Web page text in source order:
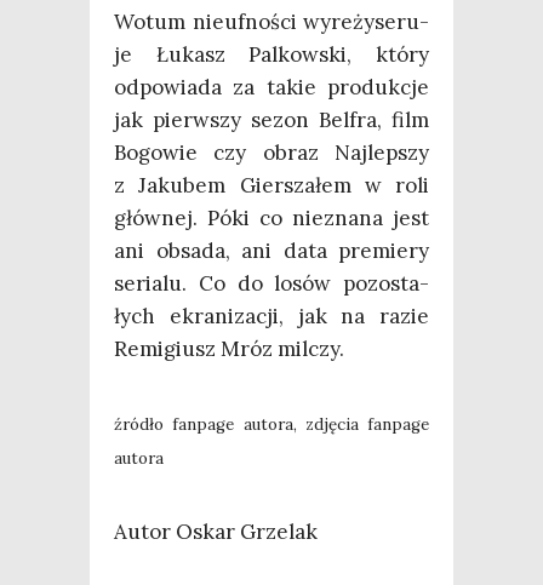
Wotum nie­uf­no­ści wyre­ży­se­ru­
je Łukasz Pal­kow­ski, któ­ry
odpo­wia­da za takie pro­duk­cje
jak pierw­szy sezon Bel­fra, film
Bogo­wie czy obraz Naj­lep­szy
z Jaku­bem Gier­sza­łem w roli
głów­nej. Póki co nie­zna­na jest
ani obsa­da, ani data pre­mie­ry
seria­lu. Co do losów pozo­sta­
łych ekra­ni­za­cji, jak na razie
Remi­giusz Mróz milczy.
źró­dło fan­pa­ge auto­ra, zdję­cia fan­pa­ge
autora
Autor Oskar Grzelak